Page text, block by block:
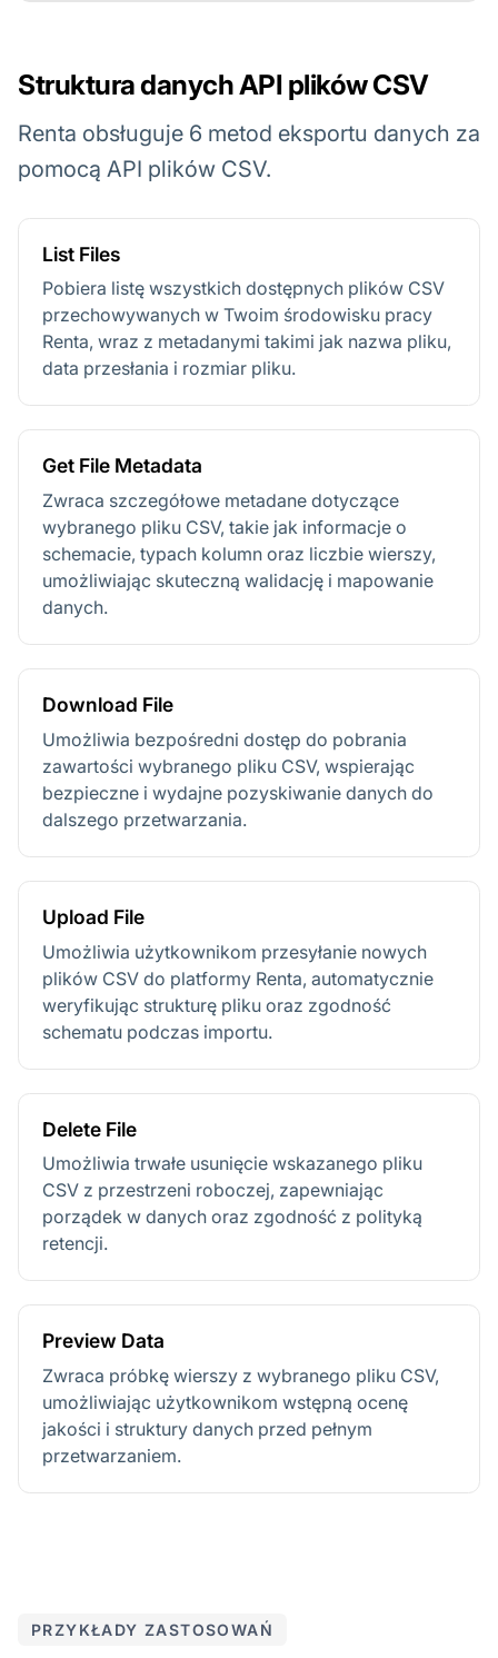
Struktura danych API plików CSV
Renta obsługuje 6 metod eksportu danych za
pomocą API plików CSV.
List Files
Pobiera listę wszystkich dostępnych plików CSV
przechowywanych w Twoim środowisku pracy
Renta, wraz z metadanymi takimi jak nazwa pliku,
data przesłania i rozmiar pliku.
Get File Metadata
Zwraca szczegółowe metadane dotyczące
wybranego pliku CSV, takie jak informacje o
schemacie, typach kolumn oraz liczbie wierszy,
umożliwiając skuteczną walidację i mapowanie
danych.
Download File
Umożliwia bezpośredni dostęp do pobrania
zawartości wybranego pliku CSV, wspierając
bezpieczne i wydajne pozyskiwanie danych do
dalszego przetwarzania.
Upload File
Umożliwia użytkownikom przesyłanie nowych
plików CSV do platformy Renta, automatycznie
weryfikując strukturę pliku oraz zgodność
schematu podczas importu.
Delete File
Umożliwia trwałe usunięcie wskazanego pliku
CSV z przestrzeni roboczej, zapewniając
porządek w danych oraz zgodność z polityką
retencji.
Preview Data
Zwraca próbkę wierszy z wybranego pliku CSV,
umożliwiając użytkownikom wstępną ocenę
jakości i struktury danych przed pełnym
przetwarzaniem.
PRZYKŁADY ZASTOSOWAŃ